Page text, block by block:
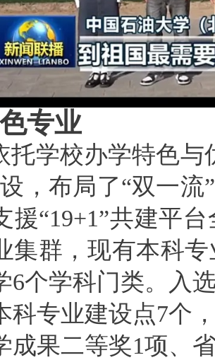
专业
托学校办学特色与
，布局了“双一
援“19+1”共建平
集群，现有本科
6个学科门类。入
科专业建设点7个
成果二等奖1项、